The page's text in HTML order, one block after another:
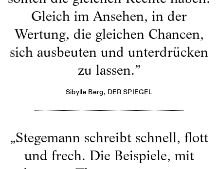
Gleich im Ansehen, in der
Wertung, die gleichen Chancen,
sich ausbeuten und unterdrücken
zu lassen.”
Sibylle Berg, DER SPIEGEL
„Stegemann schreibt schnell, flott
und frech. Die Beispiele, mit